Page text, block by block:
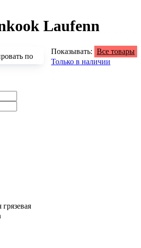
Laufenn
по
Показывать: Все товары
Только в наличии